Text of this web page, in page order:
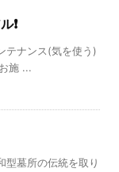
❗️
テナンス(気を使う)
施 ...
型墓所の伝統を取り